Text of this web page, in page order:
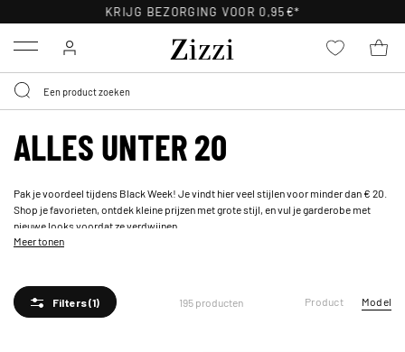
30 DAGEN GRATIS RETOURNEREN VOOR LEDEN
Menu
ALLES UNTER 20
Pak je voordeel tijdens Black Week! Je vindt hier veel stijlen voor minder dan € 20.
Shop je favorieten, ontdek kleine prijzen met grote stijl, en vul je garderobe met
nieuwe looks voordat ze verdwijnen.
Meer tonen
Filters(1) 195 producten Product Model